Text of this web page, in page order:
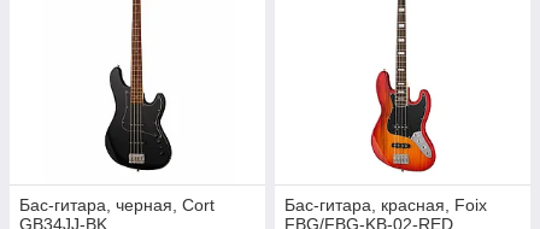
Бас-гитара, черная, Cort
GB34JJ-BK
Бас-гитара, красная, Foix
FBG/FBG-KB-02-RED